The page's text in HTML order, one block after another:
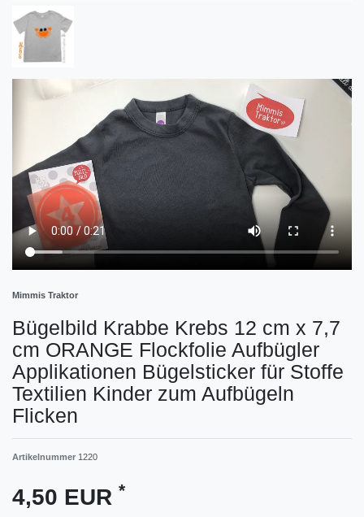
Mimmis Traktor
Bügelbild Krabbe Krebs 12 cm x 7,7
cm ORANGE Flockfolie Aufbügler
Applikationen Bügelsticker für Stoffe
Textilien Kinder zum Aufbügeln
Flicken
Artikelnummer 1220
4,50 EUR *